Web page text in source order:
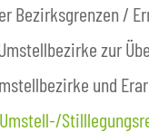
Bezirksgrenzen /
zur
und